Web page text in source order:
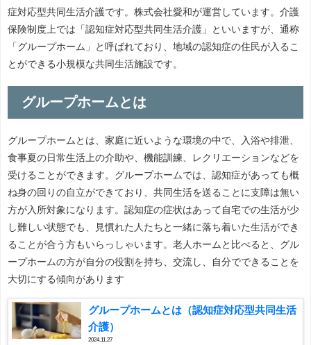
症対応型共同生活介護です。株式会社愛和が運営しています。介護
保険制度上では「認知症対応型共同生活介護」といいますが、通称
「グループホーム」と呼ばれており、地域の認知症の住民が入るこ
とができる小規模な共同生活施設です。
グループホームとは
グループホームとは、家庭に近いような環境の中で、入浴や排泄、
食事夏の日常生活上の介助や、機能訓練、レクリエーションなどを
受けることができます。グループホームでは、認知症があっても概
ね身の回りの自立ができており、共同生活を送ることに支障は無い
方が入所対象になります。認知症の症状はあって自宅での生活が少
し難しい状態でも、見慣れた人たちと一緒に落ち着いた生活ができ
ることが合う方もいらっしゃいます。老人ホームと比べると、グル
ープホームの方が自分の役割を持ち、交流し、自分でできることを
大切にする傾向があります
グループホームとは（認知症対応型共同生活
介護）
2024.11.27